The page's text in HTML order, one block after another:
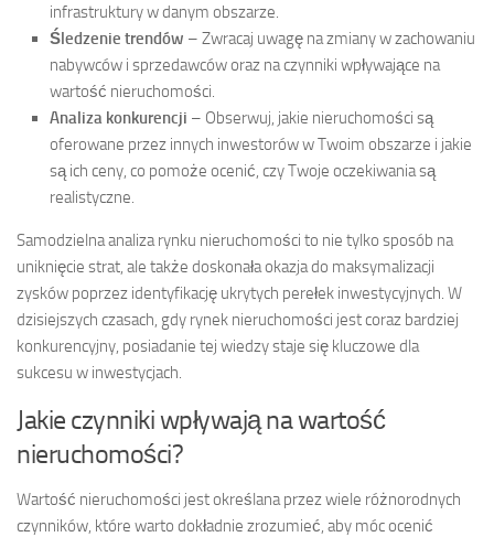
infrastruktury w danym obszarze.
Śledzenie trendów – Zwracaj uwagę na zmiany w zachowaniu
nabywców i sprzedawców oraz na czynniki wpływające na
wartość nieruchomości.
Analiza konkurencji – Obserwuj, jakie nieruchomości są
oferowane przez innych inwestorów w Twoim obszarze i jakie
są ich ceny, co pomoże ocenić, czy Twoje oczekiwania są
realistyczne.
Samodzielna analiza rynku nieruchomości to nie tylko sposób na
uniknięcie strat, ale także doskonała okazja do maksymalizacji
zysków poprzez identyfikację ukrytych perełek inwestycyjnych. W
dzisiejszych czasach, gdy rynek nieruchomości jest coraz bardziej
konkurencyjny, posiadanie tej wiedzy staje się kluczowe dla
sukcesu w inwestycjach.
Jakie czynniki wpływają na wartość
nieruchomości?
Wartość nieruchomości jest określana przez wiele różnorodnych
czynników, które warto dokładnie zrozumieć, aby móc ocenić